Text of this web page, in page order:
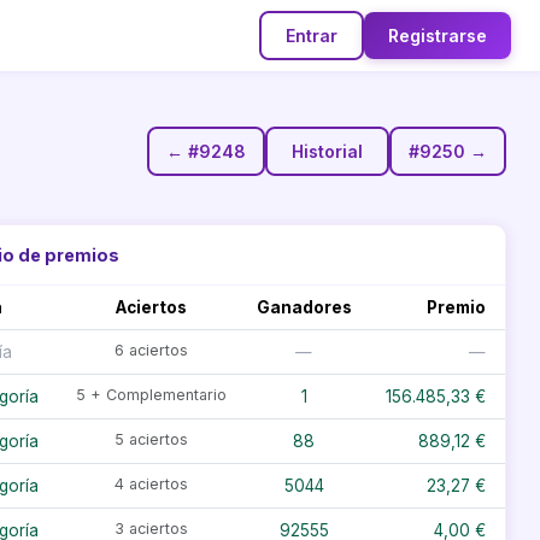
Entrar Registrarse
← #9248 Historial #9250 →
de premios
Aciertos Ganadores Premio
6 aciertos — —
5 + Complementario 1 156.485,33 €
5 aciertos 88 889,12 €
4 aciertos 5044 23,27 €
3 aciertos 92555 4,00 €